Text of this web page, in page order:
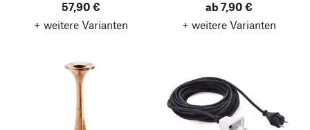
57,90 €
+ weitere Varianten
ab 7,90 €
+ weitere Varianten